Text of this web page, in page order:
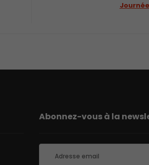
Abonnez-vous à la